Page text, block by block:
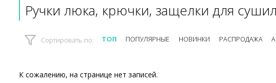
Ручки люка, крючки, защелки для
Сортировать по: ТОП ПОПУЛЯРНЫЕ НОВИНКИ РАСПРОДАЖА
К сожалению, на странице нет записей.